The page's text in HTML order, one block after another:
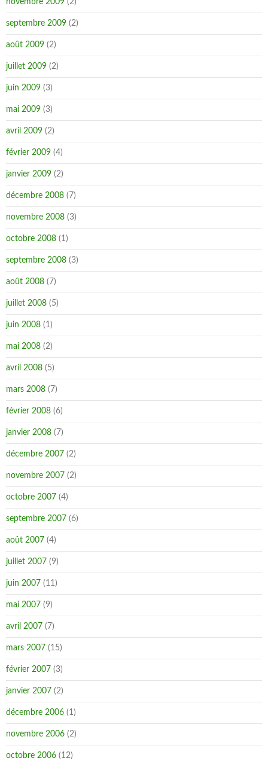
novembre 2009 (2)
septembre 2009 (2)
août 2009 (2)
juillet 2009 (2)
juin 2009 (3)
mai 2009 (3)
avril 2009 (2)
février 2009 (4)
janvier 2009 (2)
décembre 2008 (7)
novembre 2008 (3)
octobre 2008 (1)
septembre 2008 (3)
août 2008 (7)
juillet 2008 (5)
juin 2008 (1)
mai 2008 (2)
avril 2008 (5)
mars 2008 (7)
février 2008 (6)
janvier 2008 (7)
décembre 2007 (2)
novembre 2007 (2)
octobre 2007 (4)
septembre 2007 (6)
août 2007 (4)
juillet 2007 (9)
juin 2007 (11)
mai 2007 (9)
avril 2007 (7)
mars 2007 (15)
février 2007 (3)
janvier 2007 (2)
décembre 2006 (1)
novembre 2006 (2)
octobre 2006 (12)